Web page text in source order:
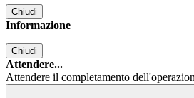
Chiudi
Informazione
Chiudi
Attendere...
Attendere il completamento